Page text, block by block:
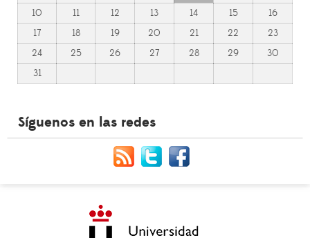
10
11 12 13 14 15
16
17
18 19 20 21 22
23
24
25 26 27 28 29
30
31
Síguenos en las redes